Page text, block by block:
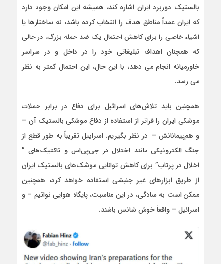
بالستیک دوربرد ایران اشاره کند، همیشه این امکان وجود دارد
که ایران عمداً مناطق هدف را انتخاب کرده باشد، نه ساختارها یا
اشیاء خاصی را برای کاهش احتمال یک ضد حمله بزرگ، در حالی
که همچنان اهداف تبلیغاتی خود را در داخل و در سراسر
خاورمیانه انجام می دهد، با این حال، این احتمال کمتر به نظر
می رسد.
همچنین باید تلاش‌های اسرائیل برای دفاع در برابر حملات
موشکی ایران را فراتر از استفاده از دفاع موشکی بالستیک آن –
و هم‌پیمانانش – در نظر بگیریم. اسراییل تقریباً به طور قطع از
جنگ الکترونیکی مانند اختلال در جی‌پی‌اس و تاکتیک‌های ”
اخلال در پرتاب” برای کاهش توانایی موشک‌های بالستیک ایران
از طریق ابزارهای غیر جنبشی استفاده خواهد کرد، همچنین
ممکن است به سادگی، در این مناسبت، پایگاه هوایی نواتیم – و
اسرائیل – واقعاً خوش شانس باشند.